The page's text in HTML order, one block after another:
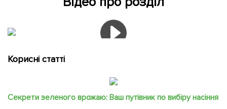
Корисні статті
Секрети зеленого врожаю: Ваш путівник по вибіру насіння